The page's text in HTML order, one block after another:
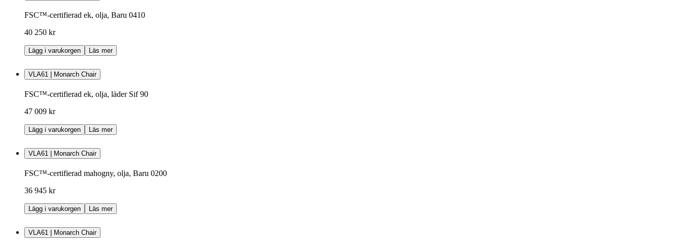
FSC™-certifierad ek, olja, Baru 0410
40 250 kr
Lägg i varukorgen Läs mer
VLA61 | Monarch Chair
FSC™-certifierad ek, olja, läder Sif 90
47 009 kr
Lägg i varukorgen Läs mer
VLA61 | Monarch Chair
FSC™-certifierad mahogny, olja, Baru 0200
36 945 kr
Lägg i varukorgen Läs mer
VLA61 | Monarch Chair